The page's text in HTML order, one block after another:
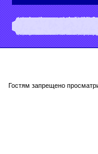
Гостям запрещено